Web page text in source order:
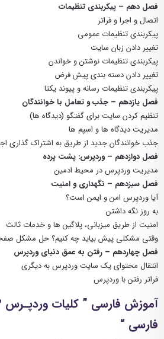
فصل دهم – پیکربندی تنظیمات
اتصال و اجرا و فراتر
پیکربندی تنظیمات عمومی
تغییر دادن زبان سایت
پیکربندی تنظیمات نوشتن و خواندن
تغییر دادن دسته بندی پیش فرض
پیکربندی تنظیمات رسانه و پیوند یکتا
فصل یازدهم – جذب و تعامل با خوانندگان
تنظیم کردن سایت برای گفتگو (دیدگاه ها)
مدیریت دیدگاه ها و اسپم ها
جذب خوانندگان جدید از طریق به اشتراک گذاری
فصل دوازدهم – وردپرس: پشت پرده
مدیریت وردپرس در محیط ادمین
فصل سیزدهم – نگهداری و امنیت
آیا وردپرس امن و ایمن است؟
به روز نگه داشتن
امنیت از طریق میزبانی، پلاگین ها و خدمات ثالث
وقتی مشکلی پیش بیاید چه کنیم؟ حل مشکل
فصل چهاردهم – رفتن به عمق دنیای وردپرس
انتقال محتوای یک سایت وردپرس به دیگری
فراتر رفتن با وردپرس
فارسی “